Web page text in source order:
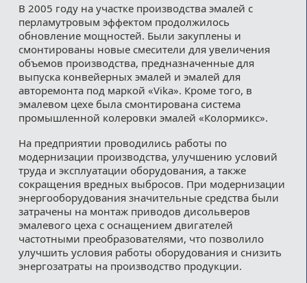
В 2005 году на участке производства эмалей с
перламутровым эффектом продолжилось
обновление мощностей. Были закуплены и
смонтированы новые смесители для увеличения
объемов производства, предназначенные для
выпуска конвейерных эмалей и эмалей для
авторемонта под маркой «Vika». Кроме того, в
эмалевом цехе была смонтирована система
промышленной колеровки эмалей «Колормикс».
На предприятии проводились работы по
модернизации производства, улучшению условий
труда и эксплуатации оборудования, а также
сокращения вредных выбросов. При модернизации
энергооборудования значительные средства были
затрачены на монтаж приводов дисольверов
эмалевого цеха с оснащением двигателей
частотными преобразователями, что позволило
улучшить условия работы оборудования и снизить
энергозатраты на производство продукции.